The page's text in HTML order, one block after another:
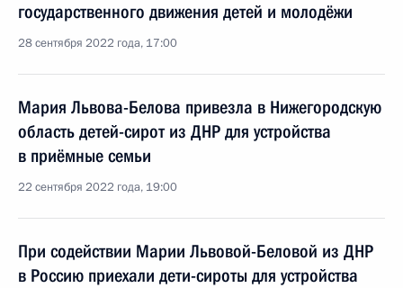
государственного движения детей и молодёжи
28 сентября 2022 года, 17:00
Мария Львова-Белова привезла в Нижегородскую
область детей-сирот из ДНР для устройства
в приёмные семьи
22 сентября 2022 года, 19:00
При содействии Марии Львовой-Беловой из ДНР
в Россию приехали дети-сироты для устройства